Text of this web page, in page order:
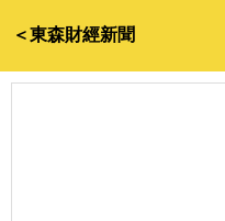
＜東森財經新聞